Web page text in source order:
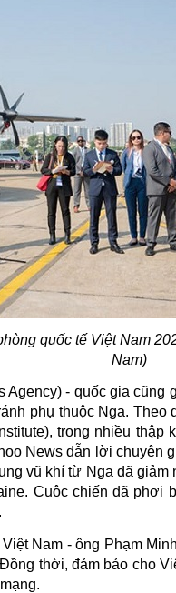
quốc tế Việt Nam
Nam)
- quốc gia
phụ thuộc Nga.
trong nhiều
News dẫn lời
vũ khí từ Nga đã
Cuộc chiến đã phơi
Nam - ông Phạm
thời, đảm bảo cho